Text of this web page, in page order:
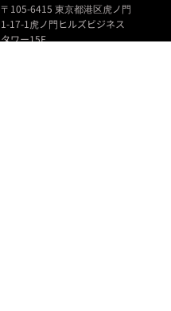
〒 105-6415 東京都港区虎ノ門
1-17-1 虎ノ門ヒルズビジネス
タワー15F